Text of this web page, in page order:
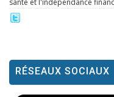
santé et l'indépendance
RÉSEAUX SOCIAUX